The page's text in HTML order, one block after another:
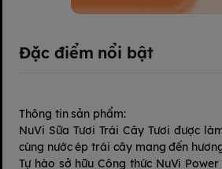
Đặc điểm nổi bật
Thông tin sản phẩm:
NuVi Sữa Tươi Trái Cây Tươi được
cùng nước ép trái cây mang đến
Tự hào sở hữu Công thức NuVi